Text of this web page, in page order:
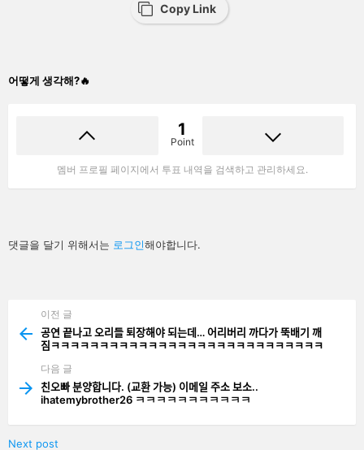
Copy Link
어떻게 생각해?🔥
1
Point
멤버 프로필 페이지에서 투표 내역을 검색하고 관리하세요.
답
글
댓글을 달기 위해서는 로그인해야합니다.
more
이전 글
공연 끝나고 오리들 퇴장해야 되는데… 어리버리 까다가 뚝배기 깨
짐ㅋㅋㅋㅋㅋㅋㅋㅋㅋㅋㅋㅋㅋㅋㅋㅋㅋㅋㅋㅋㅋㅋㅋㅋㅋㅋㅋㅋ
다음 글
친오빠 분양합니다. (교환 가능) 이메일 주소 보소..
ihatemybrother26 ㅋㅋㅋㅋㅋㅋㅋㅋㅋㅋㅋ
Next post